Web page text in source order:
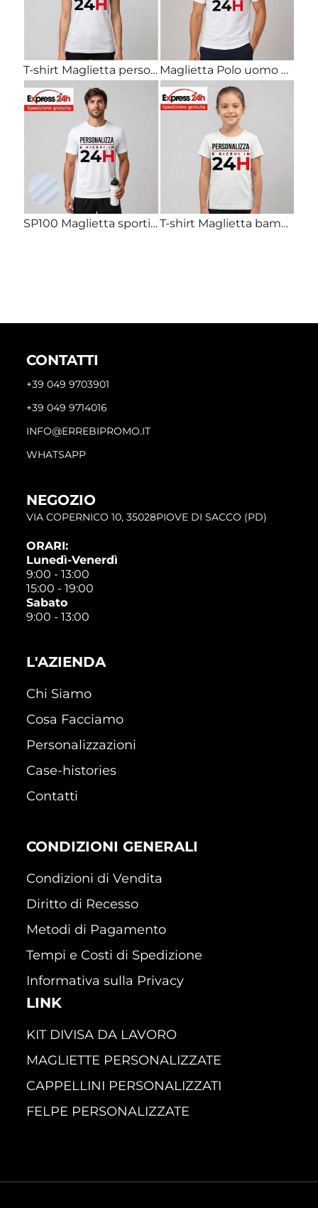
T-shirt Maglietta personalizzata donna Stampata e Spedita in 24 ore Maglietta Polo uomo personalizzata con Stampa e ricamo in 24 ore
SP100 Maglietta sportiva personalizzata stampata in 24 ore T-shirt Maglietta bambino personalizzata Stampata e Spedita in 24 ore
CONTATTI
+39 049 9703901
+39 049 9714016
INFO@ERREBIPROMO.IT
WHATSAPP
NEGOZIO
VIA COPERNICO 10, 35028PIOVE DI SACCO (PD)
ORARI:
Lunedì-Venerdì
9:00 - 13:00
15:00 - 19:00
Sabato
9:00 - 13:00
L'AZIENDA
Chi Siamo
Cosa Facciamo
Personalizzazioni
Case-histories
Contatti
CONDIZIONI GENERALI
Condizioni di Vendita
Diritto di Recesso
Metodi di Pagamento
Tempi e Costi di Spedizione
Informativa sulla Privacy
LINK
KIT DIVISA DA LAVORO
MAGLIETTE PERSONALIZZATE
CAPPELLINI PERSONALIZZATI
FELPE PERSONALIZZATE